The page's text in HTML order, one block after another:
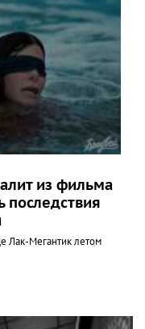
из фильма
последствия
Лак-Мегантик летом